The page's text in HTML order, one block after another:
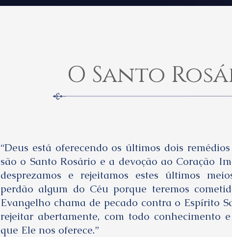
O Santo
“Deus está oferecendo os últimos dois
são o Santo Rosário e a devoção ao Coração
desprezamos e rejeitamos estes últimos
perdão algum do Céu porque teremos
Evangelho chama de pecado contra o Espírito
rejeitar abertamente, com todo conhecimento
que Ele nos oferece.”